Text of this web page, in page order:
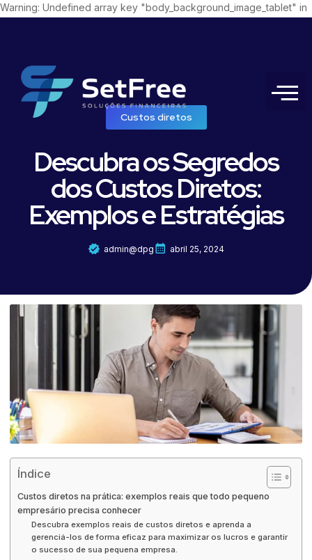
Warning: Undefined array key "body_background_image_tablet" in
Custos diretos
Descubra os Segredos
dos Custos Diretos:
Exemplos e Estratégias
admin@dpg abril 25, 2024
Índice
Custos diretos na prática: exemplos reais que todo pequeno
empresário precisa conhecer
Descubra exemplos reais de custos diretos e aprenda a
gerenciá-los de forma eficaz para maximizar os lucros e garantir
o sucesso de sua pequena empresa.